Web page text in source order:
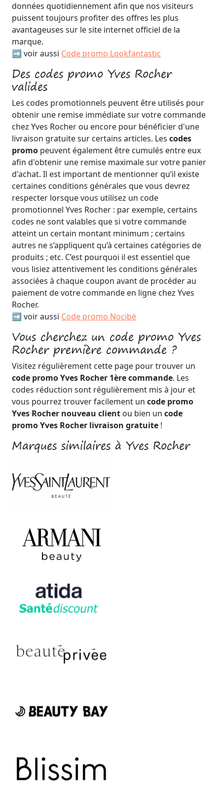
données quotidiennement afin que nos visiteurs
puissent toujours profiter des offres les plus
avantageuses sur le site internet officiel de la
marque.
➡️ voir aussi Code promo Lookfantastic
Des codes promo Yves Rocher
valides
Les codes promotionnels peuvent être utilisés pour
obtenir une remise immédiate sur votre commande
chez Yves Rocher ou encore pour bénéficier d'une
livraison gratuite sur certains articles. Les codes
promo peuvent également être cumulés entre eux
afin d'obtenir une remise maximale sur votre panier
d'achat. Il est important de mentionner qu’il existe
certaines conditions générales que vous devrez
respecter lorsque vous utilisez un code
promotionnel Yves Rocher : par exemple, certains
codes ne sont valables que si votre commande
atteint un certain montant minimum ; certains
autres ne s’appliquent qu’à certaines catégories de
produits ; etc. C’est pourquoi il est essentiel que
vous lisiez attentivement les conditions générales
associées à chaque coupon avant de procéder au
paiement de votre commande en ligne chez Yves
Rocher.
➡️ voir aussi Code promo Nocibé
Vous cherchez un code promo Yves
Rocher première commande ?
Visitez régulièrement cette page pour trouver un
code promo Yves Rocher 1ère commande. Les
codes réduction sont régulièrement mis à jour et
vous pourrez trouver facilement un code promo
Yves Rocher nouveau client ou bien un code
promo Yves Rocher livraison gratuite !
Marques similaires à Yves Rocher